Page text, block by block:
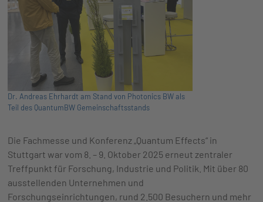
Dr. Andreas Ehrhardt am Stand von Photonics BW als
Teil des QuantumBW Gemeinschaftsstands
Die Fachmesse und Konferenz „Quantum Effects“ in
Stuttgart war vom 8. – 9. Oktober 2025 erneut zentraler
Treffpunkt für Forschung, Industrie und Politik. Mit über 80
ausstellenden Unternehmen und
Forschungseinrichtungen, rund 2.500 Besuchern und mehr